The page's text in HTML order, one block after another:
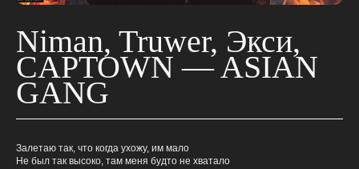
Niman, Truwer, Экси,
CAPTOWN — ASIAN
GANG
Залетаю так, что когда ухожу, им мало
Не был так высоко, там меня будто не хватало